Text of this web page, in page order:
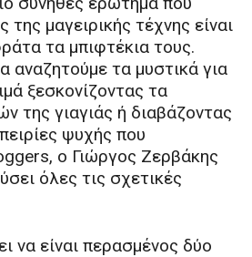
της μαγειρικής τέχνης είναι
τα μπιφτέκια τους.
αναζητούμε τα μυστικά για
ξεσκονίζοντας τα
της γιαγιάς ή διαβάζοντας
ψυχής που
ο Γιώργος Zερβάκης
όλες τις σχετικές
να είναι περασμένος δύο